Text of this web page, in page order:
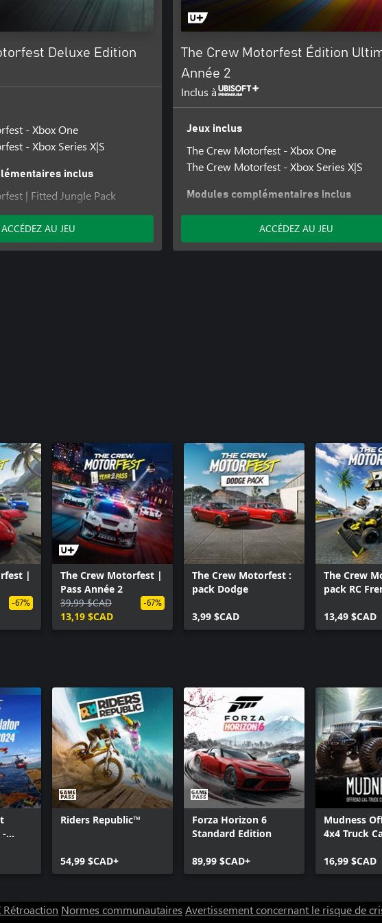
Deluxe Edition
- Xbox One
- Xbox Series X|S
inclus
| Fitted Jungle Pack
| Fitted Rainbow Pack
ACCÉDEZ AU JEU
The Crew Motorfest Édition
Année 2
Inclus à
Jeux inclus
The Crew Motorfest - Xbox One
The Crew Motorfest - Xbox Series X|S
Modules complémentaires inclus
The Crew Motorfest | Fitted Jungle Pack
The Crew Motorfest | Fitted Rainbow Pack
The Crew Motorfest | Pass Année 1
ACCÉDEZ AU JEU
|
-67%
The Crew Motorfest |
Pass Année 2
39,99 $CAD
13,19 $CAD
-67%
The Crew Motorfest :
pack Dodge
3,99 $CAD
The Crew
pack RC
13,49 $CAD
Riders Republic™
54,99 $CAD+
Forza Horizon 6
Standard Edition
89,99 $CAD+
Mudness
4x4 Truck
16,99 $CAD
Rétroaction Normes communautaires Avertissement concernant le risque de